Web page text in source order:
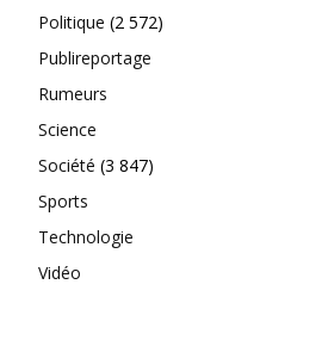
Politique (2 572)
Publireportage
Rumeurs
Science
Société (3 847)
Sports
Technologie
Vidéo